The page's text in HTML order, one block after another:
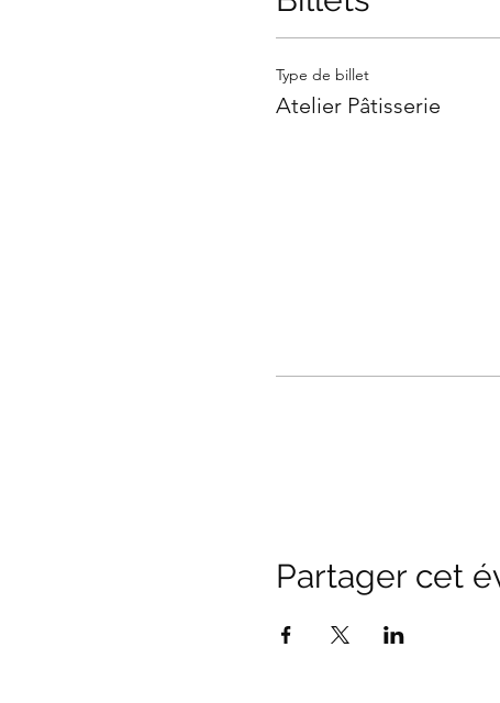
Type de billet
Atelier Pâtisserie
Partager cet